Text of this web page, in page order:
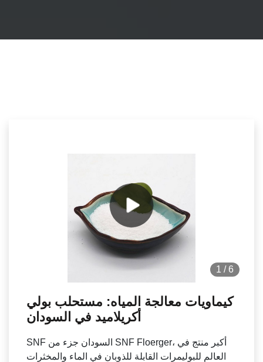
1 / 6
كيماويات معالجة المياه: مستحلب بولي
أكريلاميد في السودان
SNF السودان جزء من SNF Floerger، أكبر منتج في
العالم للبوليمرات القابلة للذوبان في الماء والمخثرات